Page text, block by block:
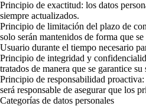
Principio de exactitud: los datos
siempre actualizados.
Principio de limitación del plazo de
solo serán mantenidos de forma que
Usuario durante el tiempo necesario
Principio de integridad y
tratados de manera que se garantice
Principio de responsabilidad
será responsable de asegurar que los
Categorías de datos personales